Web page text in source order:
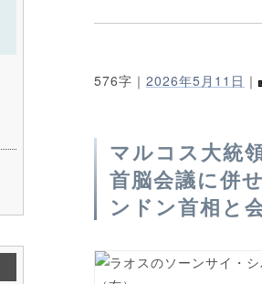
576字｜ 2026年5月11日 ｜
マルコス大統
首脳会議に併
ンドン首相と